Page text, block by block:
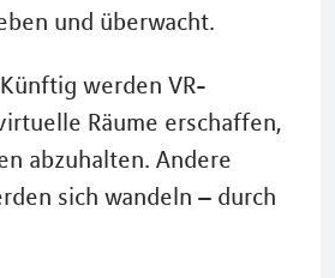
und überwacht.
werden VR-
Räume erschaffen,
abzuhalten. Andere
sich wandeln – durch